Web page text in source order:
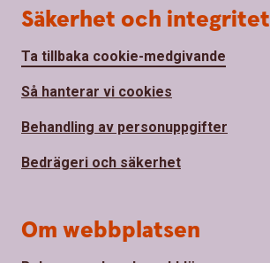
Säkerhet och integritet
Ta tillbaka cookie-medgivande
Så hanterar vi cookies
Behandling av personuppgifter
Bedrägeri och säkerhet
Om webbplatsen